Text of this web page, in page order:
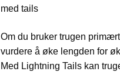
med tails
Om du bruker trugen
vurdere å øke lengden for
Med Lightning Tails kan